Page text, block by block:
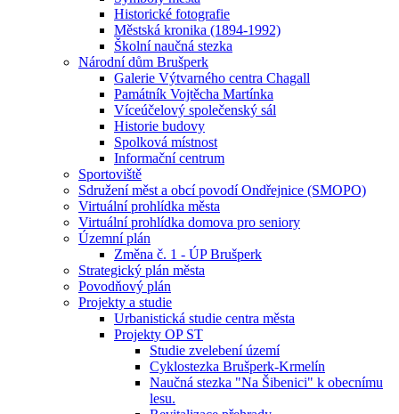
Historické fotografie
Městská kronika (1894-1992)
Školní naučná stezka
Národní dům Brušperk
Galerie Výtvarného centra Chagall
Památník Vojtěcha Martínka
Víceúčelový společenský sál
Historie budovy
Spolková místnost
Informační centrum
Sportoviště
Sdružení měst a obcí povodí Ondřejnice (SMOPO)
Virtuální prohlídka města
Virtuální prohlídka domova pro seniory
Územní plán
Změna č. 1 - ÚP Brušperk
Strategický plán města
Povodňový plán
Projekty a studie
Urbanistická studie centra města
Projekty OP ST
Studie zvelebení území
Cyklostezka Brušperk-Krmelín
Naučná stezka "Na Šibenici" k obecnímu
lesu.